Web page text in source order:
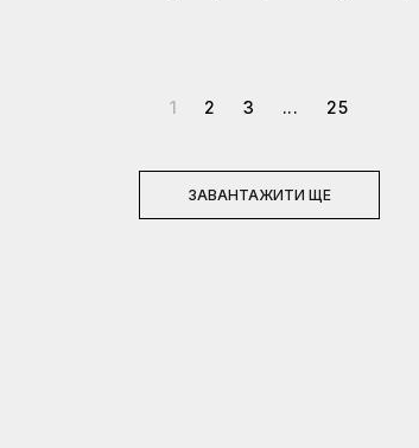
1 2 3 ... 25
ЗАВАНТАЖИТИ ЩЕ